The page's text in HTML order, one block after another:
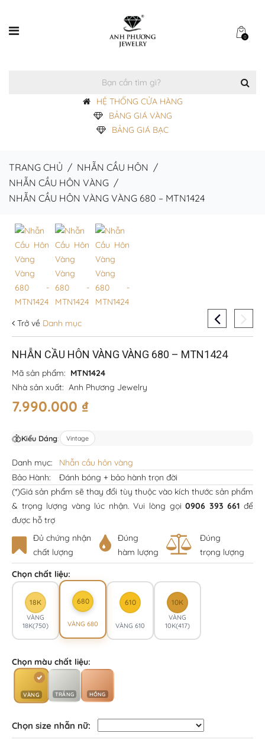
0
HỆ THỐNG CỬA HÀNG
BẢNG GIÁ VÀNG
BẢNG GIÁ BẠC
TRANG CHỦ / NHẪN CẦU HÔN /
NHẪN CẦU HÔN VÀNG /
NHẪN CẦU HÔN VÀNG VÀNG 680 – MTN1424
Trở về Danh mục
NHẪN CẦU HÔN VÀNG VÀNG 680 – MTN1424
Mã sản phẩm: MTN1424
Nhà sản xuất: Anh Phương Jewelry
7.990.000 ₫
Kiểu Dáng: Vintage
Danh mục:
Nhẫn cầu hôn vàng
Bảo Hành:
Đánh bóng + bảo hành trọn đời
(*)Giá sản phẩm sẽ thay đổi tùy thuộc vào kích thước sản phẩm
& trọng lượng vàng lúc nhận. Vui lòng gọi0906 393 661 để
được hỗ trợ
Đủ chứng nhận
chất lượng
Đúng
hàm lượng
Đúng
trọng lượng
Chọn chất liệu:
18K
VÀNG
18K(750)
680
VÀNG 680
610
VÀNG 610
10K
VÀNG
10K(417)
Chọn màu chất liệu:
VÀNG TRẮNG HỒNG
Chọn size nhẫn nữ: